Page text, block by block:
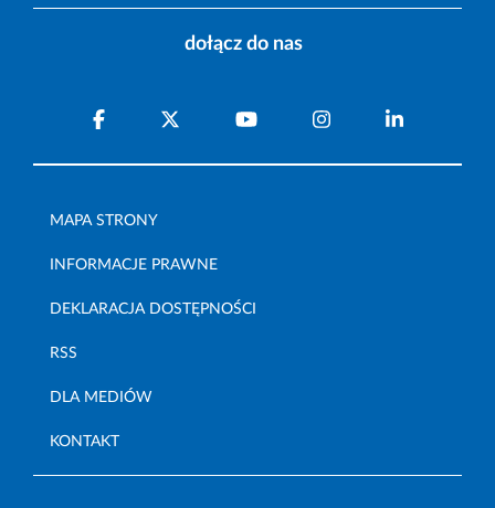
dołącz do nas
MAPA STRONY
INFORMACJE PRAWNE
DEKLARACJA DOSTĘPNOŚCI
RSS
DLA MEDIÓW
KONTAKT